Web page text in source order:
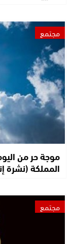
مجتمع
موجة حر من
المملكة (نشرة
مجتمع